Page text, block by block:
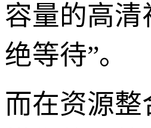
容量的高
绝等待”。
而在资源